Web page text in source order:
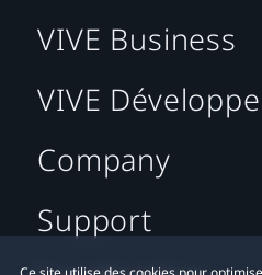
VIVE Business
VIVE
Company
Support